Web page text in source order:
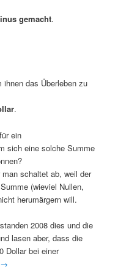
gemacht.
ihnen das Überleben zu
.
ein
sich eine solche Summe
schaltet ab, weil der
(wieviel Nullen,
herumärgern will.
2008 dies und die
lasen aber, dass die
Dollar bei einer
→